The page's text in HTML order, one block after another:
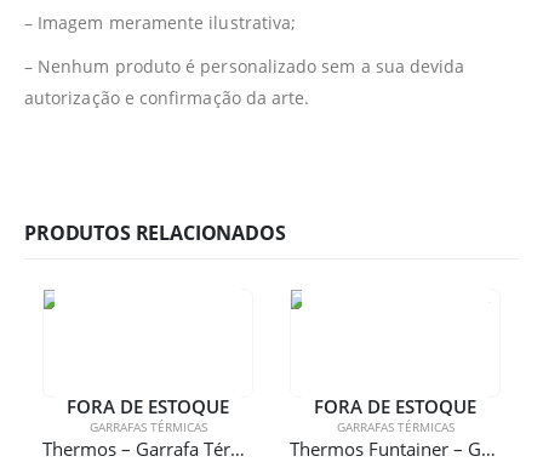
– Imagem meramente ilustrativa;
– Nenhum produto é personalizado sem a sua devida
autorização e confirmação da arte.
PRODUTOS RELACIONADOS
FORA DE ESTOQUE
GARRAFAS TÉRMICAS
Thermos – Garrafa Térmica Funtainer de Personagens. Com Gravação A Laser
FORA DE ESTOQUE
GARRAFAS TÉRMICAS
Thermos Funtainer – Garrafa com corações